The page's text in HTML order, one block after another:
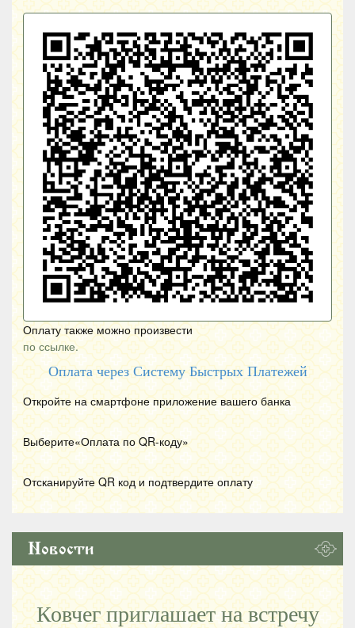
Оплату также можно произвести
по ссылке.
Оплата через Систему Быстрых Платежей
Откройте на смартфоне приложение вашего банка
Выберите«Оплата по QR-коду»
Отсканируйте QR код и подтвердите оплату
Новости
Ковчег приглашает на встречу